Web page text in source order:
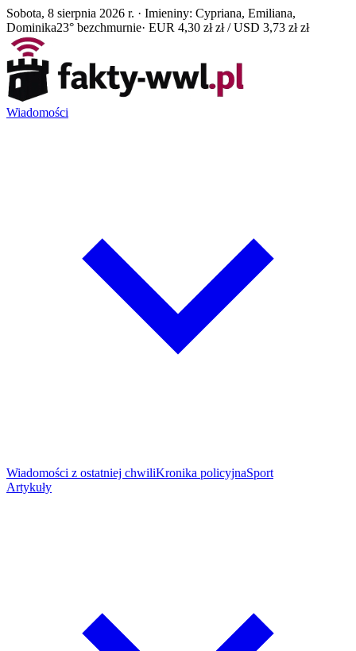
Sobota, 8 sierpnia 2026 r. · Imieniny: Cypriana, Emiliana,
Dominika23° bezchmurnie· EUR 4,30 zł zł / USD 3,73 zł zł
Wiadomości
Wiadomości z ostatniej chwiliKronika policyjnaSport
Artykuły